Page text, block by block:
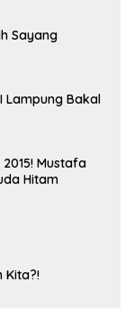
Sayang
Lampung Bakal
Mustafa
Hitam
Kita?!